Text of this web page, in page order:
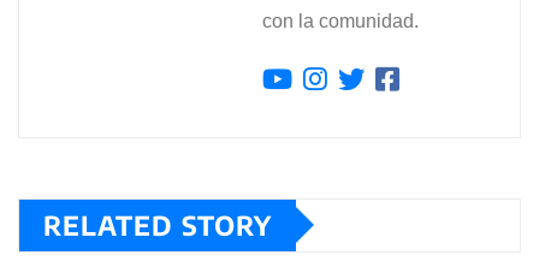
con la comunidad.
RELATED STORY